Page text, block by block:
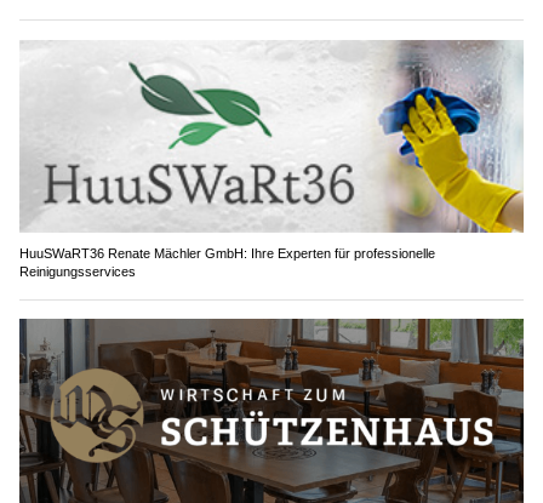
HuuSWaRT36 Renate Mächler GmbH: Ihre Experten für professionelle
Reinigungsservices